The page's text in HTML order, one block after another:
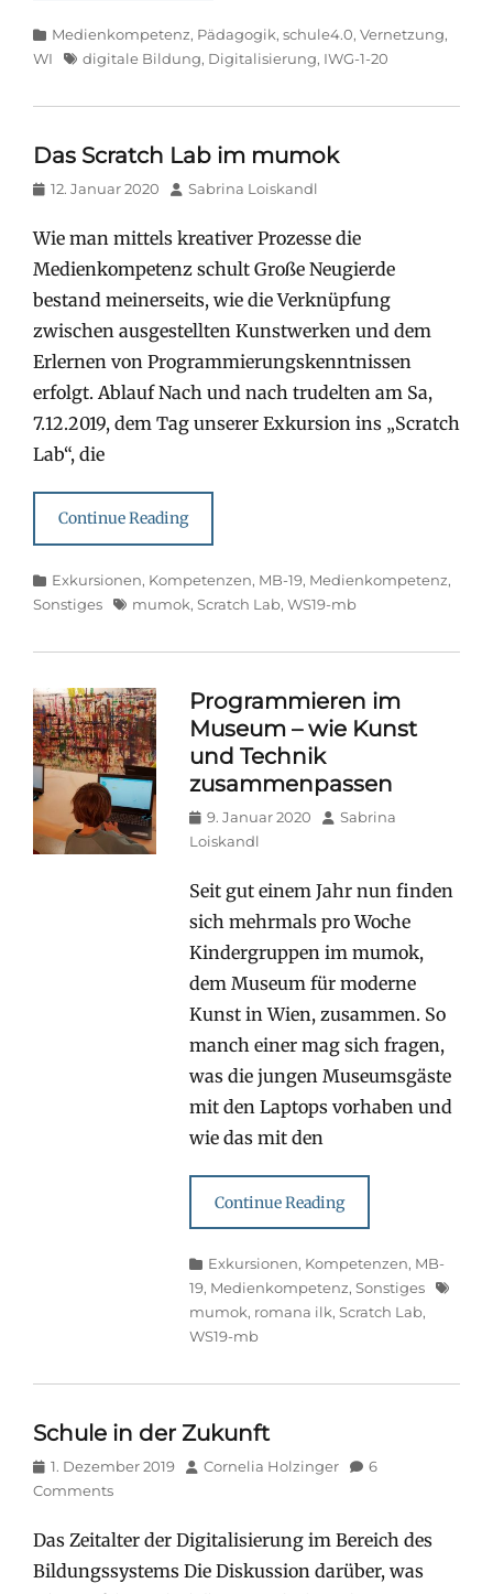
Categories
Medienkompetenz, Pädagogik, schule4.0, Vernetzung,
WI
Tagsdigitale Bildung, Digitalisierung, IWG-1-20
Das Scratch Lab im mumok
Posted
12. Januar 2020 Author
Sabrina Loiskandl
Wie man mittels kreativer Prozesse die
Medienkompetenz schult Große Neugierde
bestand meinerseits, wie die Verknüpfung
zwischen ausgestellten Kunstwerken und dem
Erlernen von Programmierungskenntnissen
erfolgt. Ablauf Nach und nach trudelten am Sa,
7.12.2019, dem Tag unserer Exkursion ins „Scratch
Lab“, die
Continue Reading
Categories
Exkursionen, Kompetenzen, MB-19, Medienkompetenz,
Sonstiges
Tagsmumok, Scratch Lab, WS19-mb
Programmieren im
Museum – wie Kunst
und Technik
zusammenpassen
Posted
on
9. Januar 2020 Author
Sabrina
Loiskandl
Seit gut einem Jahr nun finden
sich mehrmals pro Woche
Kindergruppen im mumok,
dem Museum für moderne
Kunst in Wien, zusammen. So
manch einer mag sich fragen,
was die jungen Museumsgäste
mit den Laptops vorhaben und
wie das mit den
Continue Reading
Categories
Exkursionen, Kompetenzen, MB-
19, Medienkompetenz,Sonstiges
Tags
mumok, romana ilk,Scratch Lab,
WS19-mb
Schule in der Zukunft
Posted
on
1. Dezember 2019 Author
Cornelia Holzinger
6
Comments
Das Zeitalter der Digitalisierung im Bereich des
Bildungssystems Die Diskussion darüber, was